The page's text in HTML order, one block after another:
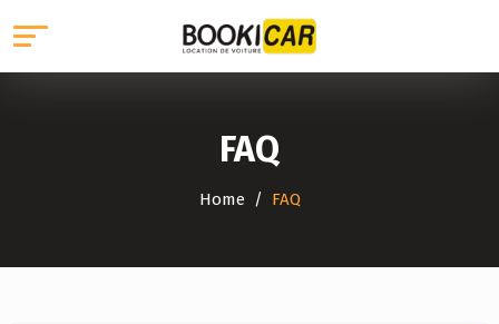
FAQ
Home FAQ